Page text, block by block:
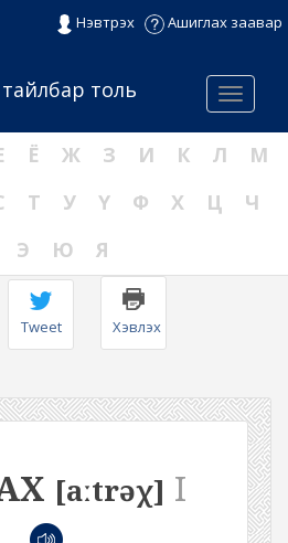
Нэвтрэх Ашиглах заавар
Menu
толь
Ё Ж З И К Л
М
Т У Ү Ф Х Ц
Ч
Э Ю Я
Tweet Хэвлэх
[aːtrəχ] I